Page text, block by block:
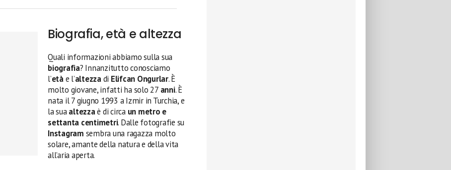
Biografia, età e altezza
Quali informazioni abbiamo sulla sua
biografia? Innanzitutto conosciamo
l’etàe l’altezzadi Elifcan Ongurlar. È
molto giovane, infatti ha solo 27 anni. È
nata il 7 giugno 1993 a Izmir in Turchia, e
la suaaltezzaè di circa un metro e
settanta centimetri. Dalle fotografie su
Instagram sembra una ragazza molto
solare, amante della natura e della vita
all’aria aperta.